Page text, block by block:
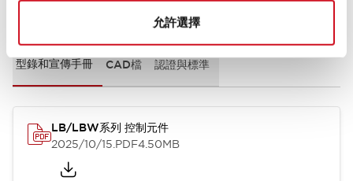
允許選擇
文件和檔案
型錄和宣傳手冊 CAD檔 認證與標準
LB/LBW系列 控制元件
2025/10/15.PDF4.50MB